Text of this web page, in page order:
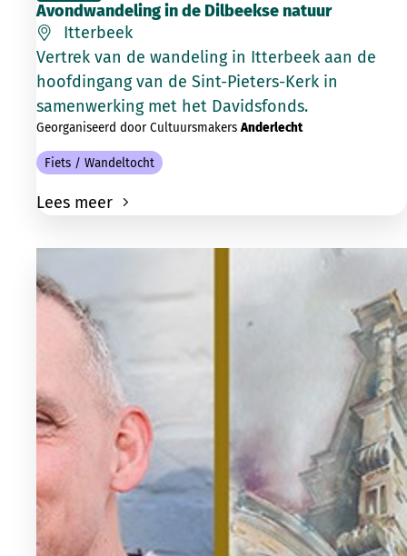
Avondwandeling in de Dilbeekse natuur
Itterbeek
Vertrek van de wandeling in Itterbeek aan de
hoofdingang van de Sint-Pieters-Kerk in
samenwerking met het Davidsfonds.
Georganiseerd door CultuursmakersAnderlecht
Fiets / Wandeltocht
Lees meer